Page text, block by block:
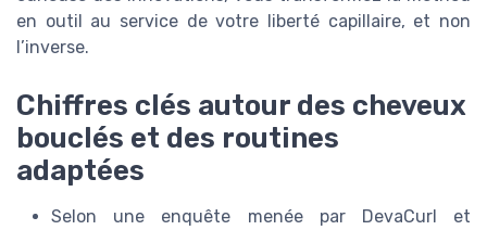
en outil au service de votre liberté capillaire, et non
l’inverse.
Chiffres clés autour des cheveux
bouclés et des routines
adaptées
Selon une enquête menée par DevaCurl et